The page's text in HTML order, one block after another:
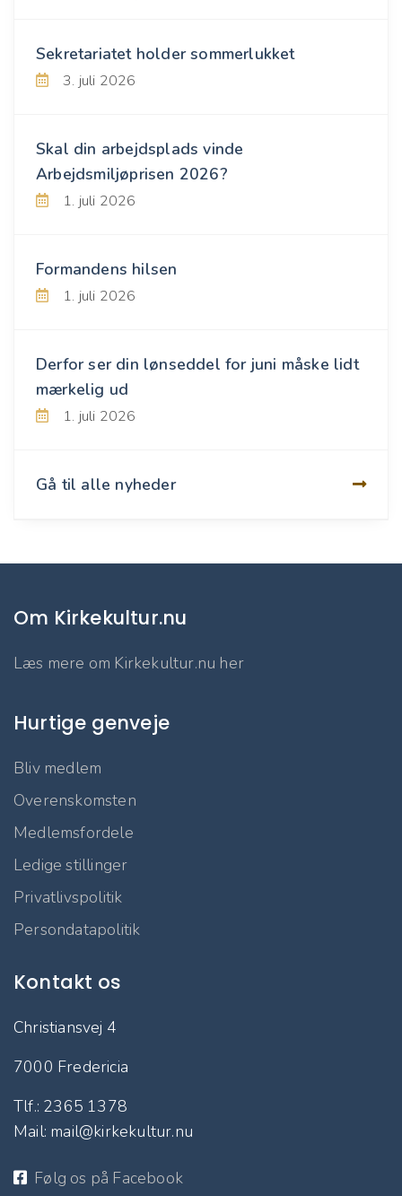
Sekretariatet holder sommerlukket
3. juli 2026
Skal din arbejdsplads vinde
Arbejdsmiljøprisen 2026?
1. juli 2026
Formandens hilsen
1. juli 2026
Derfor ser din lønseddel for juni måske lidt
mærkelig ud
1. juli 2026
Gå til alle nyheder
Om Kirkekultur.nu
Læs mere om Kirkekultur.nu her
Hurtige genveje
Bliv medlem
Overenskomsten
Medlemsfordele
Ledige stillinger
Privatlivspolitik
Persondatapolitik
Kontakt os
Christiansvej 4
7000 Fredericia
Tlf.: 2365 1378
Mail: mail@kirkekultur.nu
Følg os på Facebook